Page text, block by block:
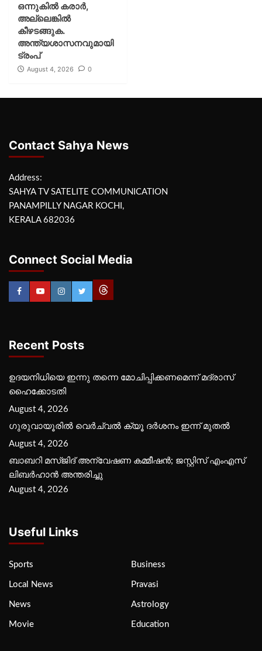
ഒന്നുകില്‍ കരാര്‍,
അല്ലെങ്കില്‍
കീഴടങ്ങുക.
അന്ത്യശാസനവുമായി
ട്രംപ്
August 4, 2026 0
Contact Sahya News
Address:
SAHYA TV SATELITE COMMUNICATION
PANAMPILLY NAGAR KOCHI,
KERALA 682036
Connect Social Media
Recent Posts
ഉദയനിധിയെ ഇന്നു തന്നെ മോചിപ്പിക്കണമെന്ന് മദ്രാസ്
ഹൈക്കോടതി
August 4, 2026
ഗുരുവായൂരില്‍ വെര്‍ച്വല്‍ ക്യൂ ദര്‍ശനം ഇന്ന് മുതല്‍
August 4, 2026
ബാബറി മസ്ജിദ് അന്വേഷണ കമ്മീഷന്‍; ജസ്റ്റിസ് എംഎസ്
ലിബര്‍ഹാന്‍ അന്തരിച്ചു
August 4, 2026
Useful Links
Sports Business
Local News Pravasi
News Astrology
Movie Education